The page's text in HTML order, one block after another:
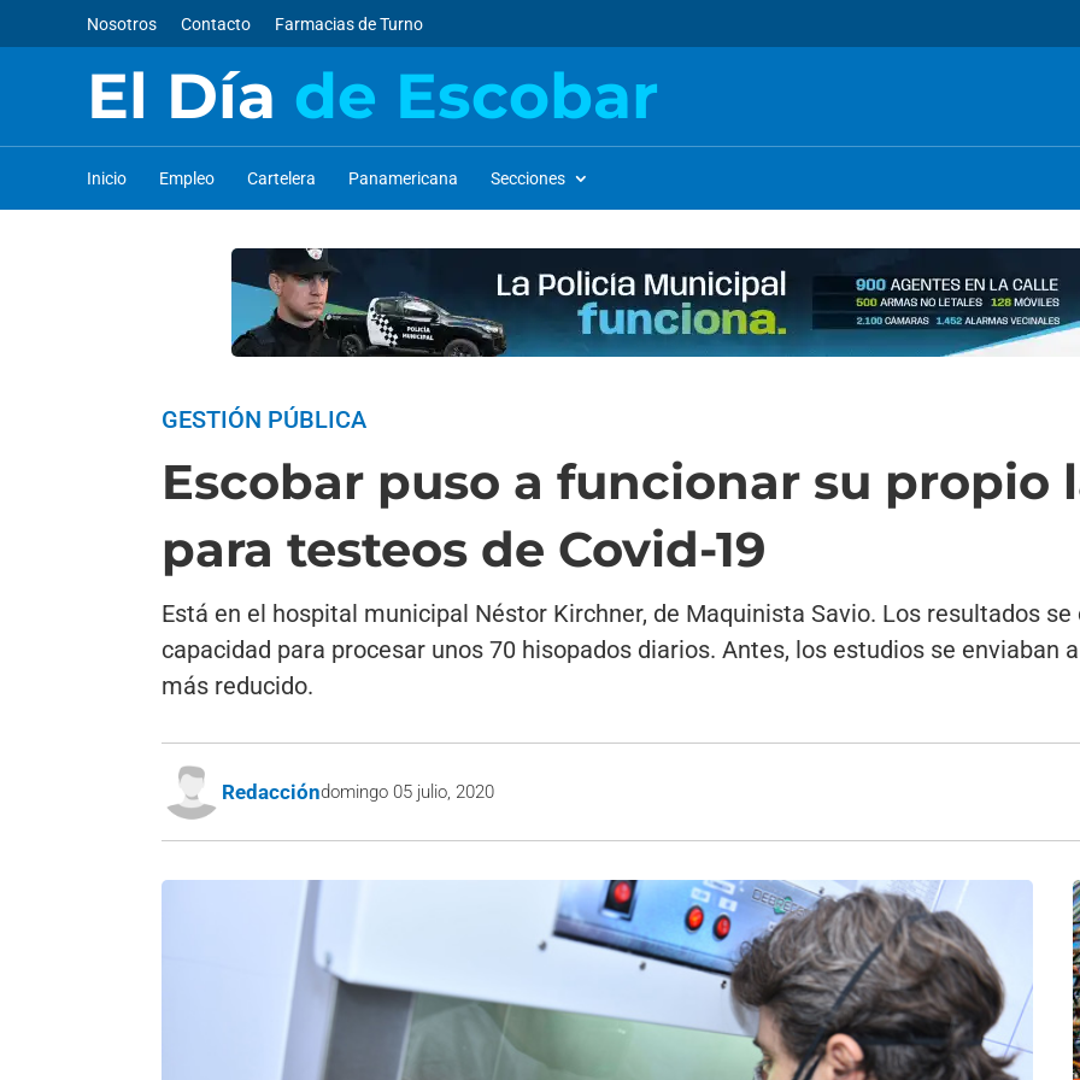
Nosotros Contacto Farmacias de Turno
El Día de Escobar
Inicio Empleo Cartelera Panamericana Secciones
GESTIÓN PÚBLICA
Escobar puso a funcionar su propio
para testeos de Covid-19
Está en el hospital municipal Néstor Kirchner, de Maquinista Savio. Los resultados
capacidad para procesar unos 70 hisopados diarios. Antes, los estudios se enviaban
más reducido.
Redaccióndomingo 05 julio, 2020